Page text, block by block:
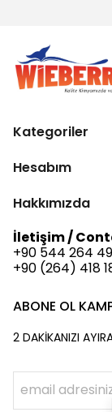
Kategoriler
Hesabım
Hakkımızda
İletişim /
+90 544 264
+90 (264) 418
ABONE OL
2 DAKİKANIZI